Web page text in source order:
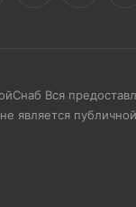
Вся
является